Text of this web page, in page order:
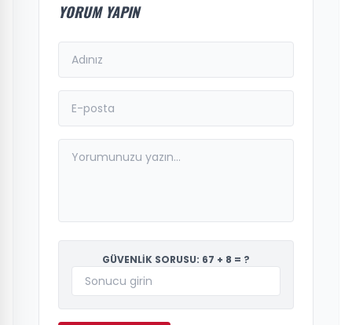
YORUM YAPIN
GÜVENLİK SORUSU: 67 + 8 = ?